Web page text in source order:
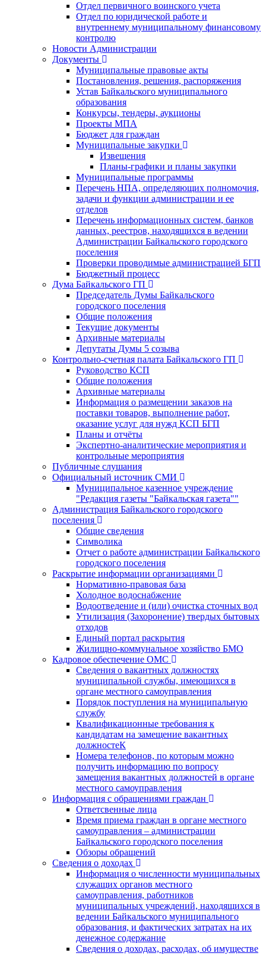
Отдел первичного воинского учета
Отдел по юридической работе и
внутреннему муниципальному финансовому
контролю
Новости Администрации
Документы
Муниципальные правовые акты
Постановления, решения, распоряжения
Устав Байкальского муниципального
образования
Конкурсы, тендеры, аукционы
Проекты МПА
Бюджет для граждан
Муниципальные закупки
Извещения
Планы-графики и планы закупки
Муниципальные программы
Перечень НПА, определяющих полномочия,
задачи и функции администрации и ее
отделов
Перечень информационных систем, банков
данных, реестров, находящихся в ведении
Администрации Байкальского городского
поселения
Проверки проводимые администрацией БГП
Бюджетный процесс
Дума Байкальского ГП
Председатель Думы Байкальского
городского поселения
Общие положения
Текущие документы
Архивные материалы
Депутаты Думы 5 созыва
Контрольно-счетная палата Байкальского ГП
Руководство КСП
Общие положения
Архивные материалы
Информация о размещении заказов на
поставки товаров, выполнение работ,
оказание услуг для нужд КСП БГП
Планы и отчёты
Экспертно-аналитические мероприятия и
контрольные мероприятия
Публичные слушания
Официальный источник СМИ
Муниципальное казенное учреждение
"Редакция газеты "Байкальская газета""
Администрация Байкальского городского
поселения
Общие сведения
Символика
Отчет о работе администрации Байкальского
городского поселения
Раскрытие информации организациями
Нормативно-правовая база
Холодное водоснабжение
Водоотведение и (или) очистка сточных вод
Утилизация (Захоронение) твердых бытовых
отходов
Единый портал раскрытия
Жилищно-коммунальное хозяйство БМО
Кадровое обеспечение ОМС
Сведения о вакантных должностях
муниципальной службы, имеющихся в
органе местного самоуправления
Порядок поступления на муниципальную
службу
Квалификационные требования к
кандидатам на замещение вакантных
должностеК
Номера телефонов, по которым можно
получить информацию по вопросу
замещения вакантных должностей в органе
местного самоуправления
Информация с обращениями граждан
Ответсвенные лица
Время приема граждан в органе местного
самоуправления – администрации
Байкальского городского поселения
Обзоры обращений
Сведения о доходах
Информация о численности муниципальных
служащих органов местного
самоуправления, работников
муниципальных учреждений, находящихся в
ведении Байкальского муниципального
образования, и фактических затратах на их
денежное содержание
Сведения о доходах, расходах, об имуществе